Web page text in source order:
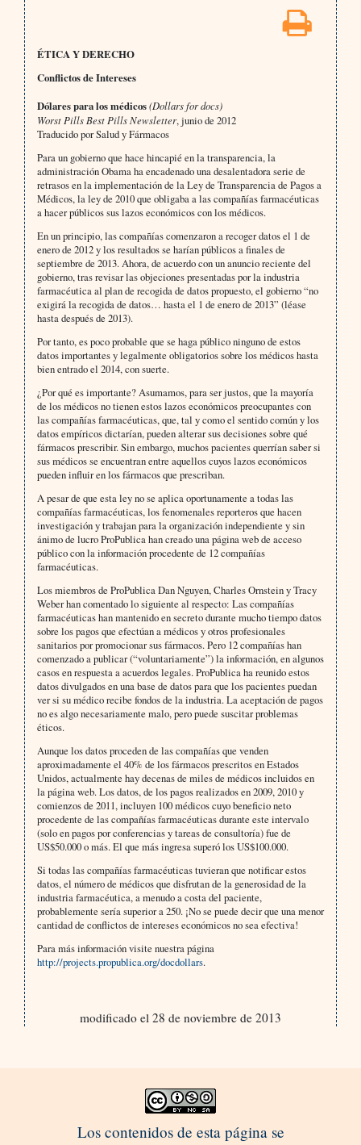
ÉTICA Y DERECHO
Conflictos de Intereses
Dólares para los médicos(Dollars for docs)
Worst Pills Best Pills Newsletter, junio de 2012
Traducido por Salud y Fármacos
Para un gobierno que hace hincapié en la transparencia, la
administración Obama ha encadenado una desalentadora serie de
retrasos en la implementación de la Ley de Transparencia de Pagos a
Médicos, la ley de 2010 que obligaba a las compañías farmacéuticas
a hacer públicos sus lazos económicos con los médicos.
En un principio, las compañías comenzaron a recoger datos el 1 de
enero de 2012 y los resultados se harían públicos a finales de
septiembre de 2013. Ahora, de acuerdo con un anuncio reciente del
gobierno, tras revisar las objeciones presentadas por la industria
farmacéutica al plan de recogida de datos propuesto, el gobierno “no
exigirá la recogida de datos… hasta el 1 de enero de 2013” (léase
hasta después de 2013).
Por tanto, es poco probable que se haga público ninguno de estos
datos importantes y legalmente obligatorios sobre los médicos hasta
bien entrado el 2014, con suerte.
¿Por qué es importante? Asumamos, para ser justos, que la mayoría
de los médicos no tienen estos lazos económicos preocupantes con
las compañías farmacéuticas, que, tal y como el sentido común y los
datos empíricos dictarían, pueden alterar sus decisiones sobre qué
fármacos prescribir. Sin embargo, muchos pacientes querrían saber si
sus médicos se encuentran entre aquellos cuyos lazos económicos
pueden influir en los fármacos que prescriban.
A pesar de que esta ley no se aplica oportunamente a todas las
compañías farmacéuticas, los fenomenales reporteros que hacen
investigación y trabajan para la organización independiente y sin
ánimo de lucro ProPublica han creado una página web de acceso
público con la información procedente de 12 compañías
farmacéuticas.
Los miembros de ProPublica Dan Nguyen, Charles Ornstein y Tracy
Weber han comentado lo siguiente al respecto: Las compañías
farmacéuticas han mantenido en secreto durante mucho tiempo datos
sobre los pagos que efectúan a médicos y otros profesionales
sanitarios por promocionar sus fármacos. Pero 12 compañías han
comenzado a publicar (“voluntariamente”) la información, en algunos
casos en respuesta a acuerdos legales. ProPublica ha reunido estos
datos divulgados en una base de datos para que los pacientes puedan
ver si su médico recibe fondos de la industria. La aceptación de pagos
no es algo necesariamente malo, pero puede suscitar problemas
éticos.
Aunque los datos proceden de las compañías que venden
aproximadamente el 40% de los fármacos prescritos en Estados
Unidos, actualmente hay decenas de miles de médicos incluidos en
la página web. Los datos, de los pagos realizados en 2009, 2010 y
comienzos de 2011, incluyen 100 médicos cuyo beneficio neto
procedente de las compañías farmacéuticas durante este intervalo
(solo en pagos por conferencias y tareas de consultoría) fue de
US$50.000 o más. El que más ingresa superó los US$100.000.
Si todas las compañías farmacéuticas tuvieran que notificar estos
datos, el número de médicos que disfrutan de la generosidad de la
industria farmacéutica, a menudo a costa del paciente,
probablemente sería superior a 250. ¡No se puede decir que una menor
cantidad de conflictos de intereses económicos no sea efectiva!
Para más información visite nuestra página
http://projects.propublica.org/docdollars.
modificado el 28 de noviembre de 2013
Los contenidos de esta página se